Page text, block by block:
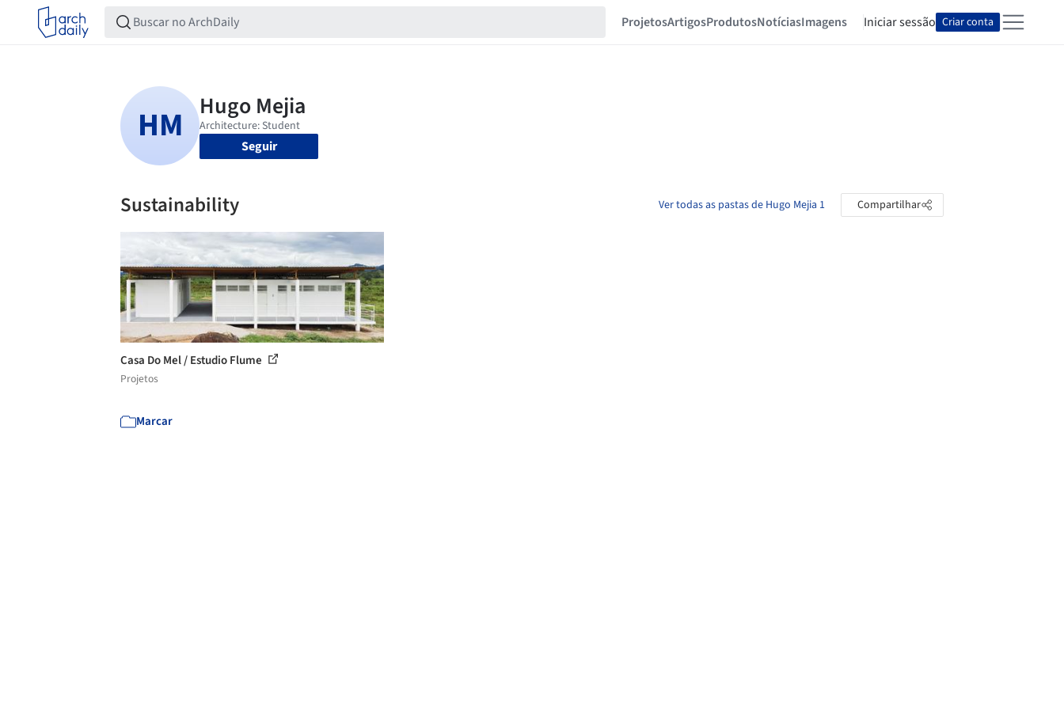
ProjetosArtigosProdutosNotíciasImagens Iniciar sessão Criar conta
Seguir
Sustainability Ver todas as pastas de Hugo Mejia 1 Compartilhar
Casa Do Mel / Estudio Flume
Projetos
Marcar